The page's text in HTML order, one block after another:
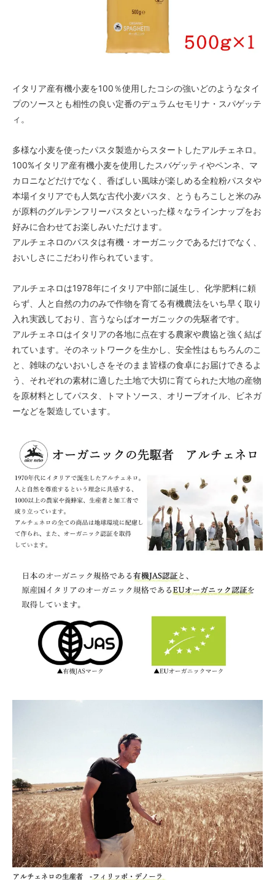
イタリア産有機小麦を100％使用したコシの強いどのようなタイ
プのソースとも相性の良い定番のデュラムセモリナ・スパゲッテ
ィ。
多様な小麦を使ったパスタ製造からスタートしたアルチェネロ。
100%イタリア産有機小麦を使用したスバゲッティやペンネ、マ
カロニなどだけでなく、香ばしい風味が楽しめる全粒粉パスタや
本場イタリアでも人気な古代小麦パスタ、とうもろこしと米のみ
が原料のグルテンフリーパスタといった様々なラインナップをお
好みに合わせてお楽しみいただけます。
アルチェネロのパスタは有機・オーガニックであるだけでなく、
おいしさにこだわり作られています。
アルチェネロは1978年にイタリア中部に誕生し、化学肥料に頼
らず、人と自然の力のみで作物を育てる有機農法をいち早く取り
入れ実践しており、言うならばオーガニックの先駆者です。
アルチェネロはイタリアの各地に点在する農家や農協と強く結ば
れています。そのネットワークを生かし、安全性はもちろんのこ
と、雑味のないおいしさをそのまま皆様の食卓にお届けできるよ
う、それぞれの素材に適した土地で大切に育てられた大地の産物
を原材料としてパスタ、トマトソース、オリーブオイル、ビネガ
ーなどを製造しています。